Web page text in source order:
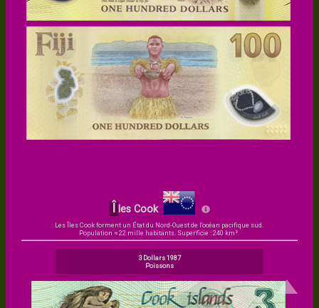
Î les Cook
Les Îles Cook forment un État du Nord-Ouest de l'océan pacifique sud.
Population ≈ 22 mille habitants. Superficie : 240 km².
3 Dollars 1987
Poissons